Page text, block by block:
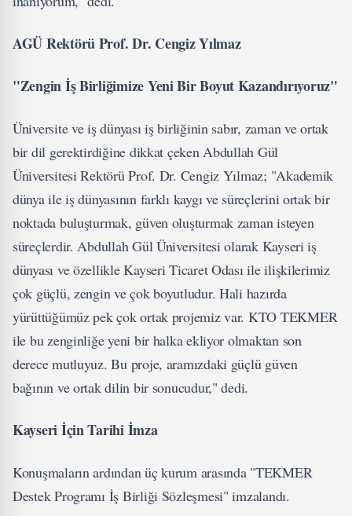
AGÜ Rektörü Prof. Dr. Cengiz Yılmaz
"Zengin İş Birliğimize Yeni Bir Boyut Kazandırıyoruz"
Üniversite ve iş dünyası iş birliğinin sabır, zaman ve ortak
bir dil gerektirdiğine dikkat çeken Abdullah Gül
Üniversitesi Rektörü Prof. Dr. Cengiz Yılmaz; "Akademik
dünya ile iş dünyasının farklı kaygı ve süreçlerini ortak bir
noktada buluşturmak, güven oluşturmak zaman isteyen
süreçlerdir. Abdullah Gül Üniversitesi olarak Kayseri iş
dünyası ve özellikle Kayseri Ticaret Odası ile ilişkilerimiz
çok güçlü, zengin ve çok boyutludur. Hali hazırda
yürüttüğümüz pek çok ortak projemiz var. KTO TEKMER
ile bu zenginliğe yeni bir halka ekliyor olmaktan son
derece mutluyuz. Bu proje, aramızdaki güçlü güven
bağının ve ortak dilin bir sonucudur," dedi.
Kayseri İçin Tarihi İmza
Konuşmaların ardından üç kurum arasında "TEKMER
Destek Programı İş Birliği Sözleşmesi" imzalandı.